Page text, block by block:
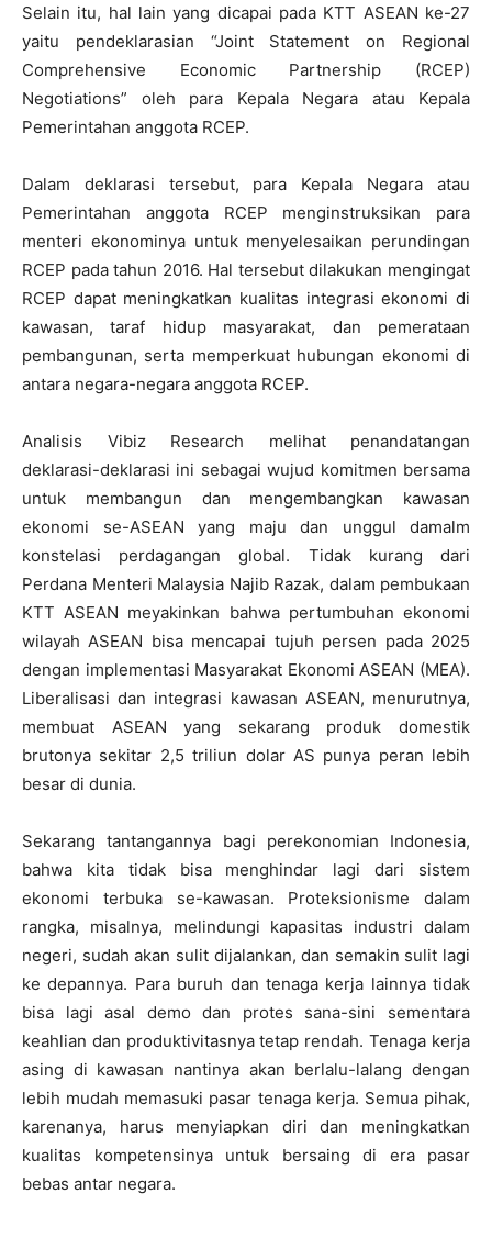
Selain itu, hal lain yang dicapai pada KTT ASEAN ke-27
yaitu pendeklarasian “Joint Statement on Regional
Comprehensive Economic Partnership (RCEP)
Negotiations” oleh para Kepala Negara atau Kepala
Pemerintahan anggota RCEP.
Dalam deklarasi tersebut, para Kepala Negara atau
Pemerintahan anggota RCEP menginstruksikan para
menteri ekonominya untuk menyelesaikan perundingan
RCEP pada tahun 2016. Hal tersebut dilakukan mengingat
RCEP dapat meningkatkan kualitas integrasi ekonomi di
kawasan, taraf hidup masyarakat, dan pemerataan
pembangunan, serta memperkuat hubungan ekonomi di
antara negara-negara anggota RCEP.
Analisis Vibiz Research melihat penandatangan
deklarasi-deklarasi ini sebagai wujud komitmen bersama
untuk membangun dan mengembangkan kawasan
ekonomi se-ASEAN yang maju dan unggul damalm
konstelasi perdagangan global. Tidak kurang dari
Perdana Menteri Malaysia Najib Razak, dalam pembukaan
KTT ASEAN meyakinkan bahwa pertumbuhan ekonomi
wilayah ASEAN bisa mencapai tujuh persen pada 2025
dengan implementasi Masyarakat Ekonomi ASEAN (MEA).
Liberalisasi dan integrasi kawasan ASEAN, menurutnya,
membuat ASEAN yang sekarang produk domestik
brutonya sekitar 2,5 triliun dolar AS punya peran lebih
besar di dunia.
Sekarang tantangannya bagi perekonomian Indonesia,
bahwa kita tidak bisa menghindar lagi dari sistem
ekonomi terbuka se-kawasan. Proteksionisme dalam
rangka, misalnya, melindungi kapasitas industri dalam
negeri, sudah akan sulit dijalankan, dan semakin sulit lagi
ke depannya. Para buruh dan tenaga kerja lainnya tidak
bisa lagi asal demo dan protes sana-sini sementara
keahlian dan produktivitasnya tetap rendah. Tenaga kerja
asing di kawasan nantinya akan berlalu-lalang dengan
lebih mudah memasuki pasar tenaga kerja. Semua pihak,
karenanya, harus menyiapkan diri dan meningkatkan
kualitas kompetensinya untuk bersaing di era pasar
bebas antar negara.